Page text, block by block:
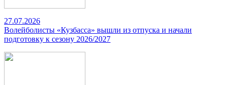
27.07.2026
Волейболисты «Кузбасса» вышли из отпуска и начали
подготовку к сезону 2026/2027